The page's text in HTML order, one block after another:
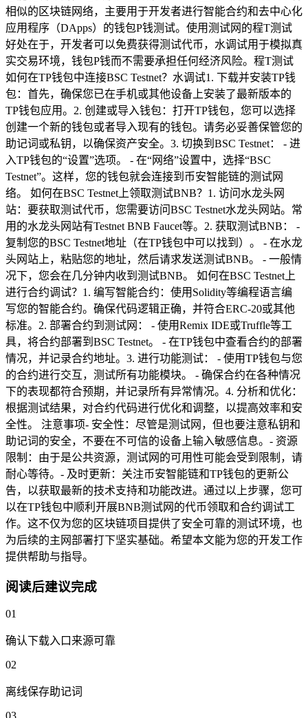
相似的区块链网络，主要用于开发者进行智能合约和去中心化
应用程序（DApps）的钱包P钱测试。使用测试网的程T测试
好处在于，开发者可以免费获得测试代币，水调试用于模拟真
实交易环境，钱包P钱而不需要承担任何经济风险。程T测试
如何在TP钱包中连接BSC Testnet？水调试1. 下载并安装TP钱
包：首先，确保您已在手机或其他设备上安装了最新版本的
TP钱包应用。2. 创建或导入钱包：打开TP钱包，您可以选择
创建一个新的钱包或者导入现有的钱包。请务必妥善保管您的
助记词或私钥，以确保资产安全。3. 切换到BSC Testnet： - 进
入TP钱包的“设置”选项。 - 在“网络”设置中，选择“BSC
Testnet”。这样，您的钱包就会连接到币安智能链的测试网
络。 如何在BSC Testnet上领取测试BNB？1. 访问水龙头网
站：要获取测试代币，您需要访问BSC Testnet水龙头网站。常
用的水龙头网站有Testnet BNB Faucet等。2. 获取测试BNB： -
复制您的BSC Testnet地址（在TP钱包中可以找到）。 - 在水龙
头网站上，粘贴您的地址，然后请求发送测试BNB。 - 一般情
况下，您会在几分钟内收到测试BNB。 如何在BSC Testnet上
进行合约调试？1. 编写智能合约：使用Solidity等编程语言编
写您的智能合约。确保代码逻辑正确，并符合ERC-20或其他
标准。2. 部署合约到测试网： - 使用Remix IDE或Truffle等工
具，将合约部署到BSC Testnet。 - 在TP钱包中查看合约的部署
情况，并记录合约地址。3. 进行功能测试： - 使用TP钱包与您
的合约进行交互，测试所有功能模块。 - 确保合约在各种情况
下的表现都符合预期，并记录所有异常情况。4. 分析和优化：
根据测试结果，对合约代码进行优化和调整，以提高效率和安
全性。 注意事项- 安全性：尽管是测试网，但也要注意私钥和
助记词的安全，不要在不可信的设备上输入敏感信息。- 资源
限制：由于是公共资源，测试网的可用性可能会受到限制，请
耐心等待。- 及时更新：关注币安智能链和TP钱包的更新公
告，以获取最新的技术支持和功能改进。通过以上步骤，您可
以在TP钱包中顺利开展BNB测试网的代币领取和合约调试工
作。这不仅为您的区块链项目提供了安全可靠的测试环境，也
为后续的主网部署打下坚实基础。希望本文能为您的开发工作
提供帮助与指导。
阅读后建议完成
01
确认下载入口来源可靠
02
离线保存助记词